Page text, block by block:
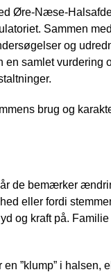
Øre-Næse-
Sammen
og
samlet vurdering
brug og
de bemærker
eller fordi
og kraft på.
”klump” i halsen,